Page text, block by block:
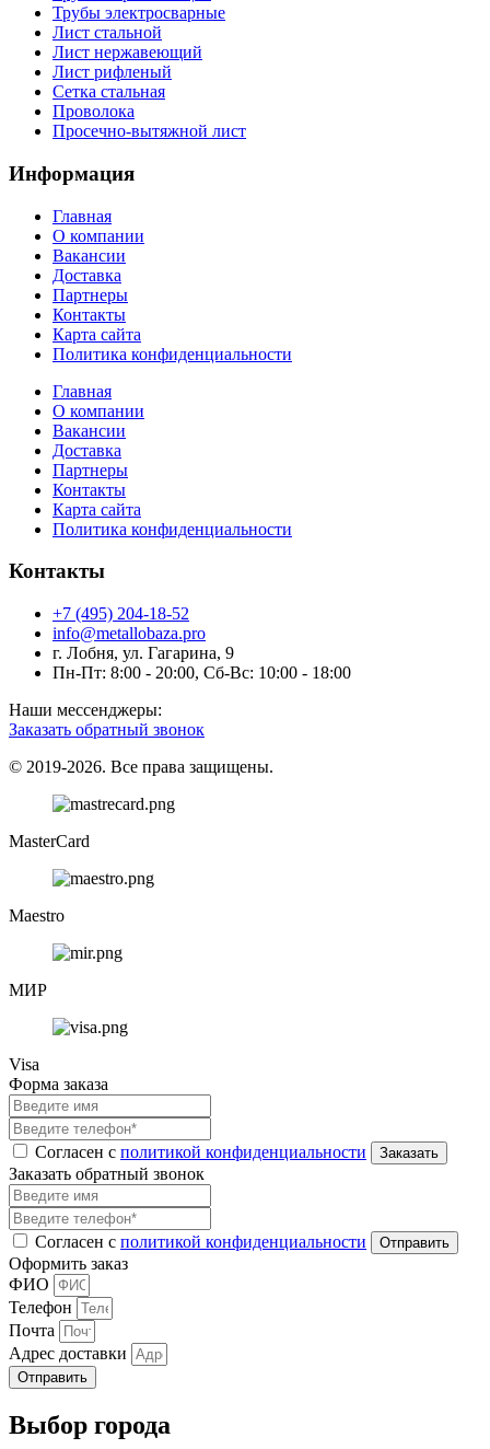
Трубы электросварные
Лист стальной
Лист нержавеющий
Лист рифленый
Сетка стальная
Проволока
Просечно-вытяжной лист
Информация
Главная
О компании
Вакансии
Доставка
Партнеры
Контакты
Карта сайта
Политика конфиденциальности
Главная
О компании
Вакансии
Доставка
Партнеры
Контакты
Карта сайта
Политика конфиденциальности
Контакты
+7 (495) 204-18-52
info@metallobaza.pro
г. Лобня, ул. Гагарина, 9
Пн-Пт: 8:00 - 20:00, Сб-Вс: 10:00 - 18:00
Наши мессенджеры:
Заказать обратный звонок
© 2019-2026. Все права защищены.
MasterCard
Maestro
МИР
Visa
Форма заказа
Согласен с политикой конфиденциальности
Заказать обратный звонок
Согласен с политикой конфиденциальности
Оформить заказ
ФИО
Телефон
Почта
Адрес доставки
Отправить
Выбор города